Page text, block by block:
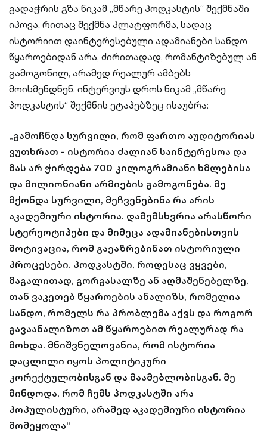
გადაჭრის გზა ნიკამ „მწარე პოდკასტის“ შექმნაში
იპოვა, რითაც შექმნა პლატფორმა, სადაც
ისტორიით დაინტერესებული ადამიანები სანდო
წყაროებიდან არა, ძირითადად, რომანტიზებულ ან
გამოგონილ, არამედ რეალურ ამბებს
მოისმენდნენ. ინტერვიუს დროს ნიკამ „მწარე
პოდკასტის“ შექმნის ეტაპებზეც ისაუბრა:
„გამოჩნდა სურვილი, რომ ფართო აუდიტორიას
ვუთხრათ - ისტორია ძალიან საინტერესოა და
მას არ ჭირდება 700 კილოგრამიანი ხმლებისა
და მილიონიანი არმიების გამოგონება. მე
მქონდა სურვილი, მეჩვენებინა რა არის
აკადემიური ისტორია. დამემსხვრია არასწორი
სტერეოტიპები და მიმეცა ადამიანებისთვის
მოტივაცია, რომ გაეაზრებინათ ისტორიული
პროცესები. პოდკასტში, როდესაც ვყვები,
მაგალითად, გორგასალზე ან აღმაშენებელზე,
თან ვაკეთებ წყაროების ანალიზს, რომელია
სანდო, რომელს რა პრობლემა აქვს და როგორ
გავაანალიზოთ ამ წყაროებით რეალურად რა
მოხდა. მნიშვნელოვანია, რომ ისტორია
დაცლილი იყოს პოლიტიკური
კორექტულობისგან და მაამებლობისგან. მე
მინდოდა, რომ ჩემს პოდკასტში არა
პოპულისტური, არამედ აკადემიური ისტორია
მომეყოლა“